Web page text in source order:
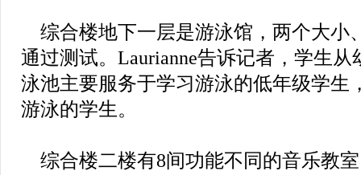
综合楼地下一层是游泳馆，两个大小
通过测试。Laurianne告诉记者，学生
泳池主要服务于学习游泳的低年级学生
游泳的学生。
综合楼二楼有8间功能不同的音乐教